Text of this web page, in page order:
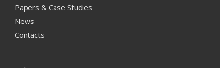
Papers & Case Studies
News
Contacts